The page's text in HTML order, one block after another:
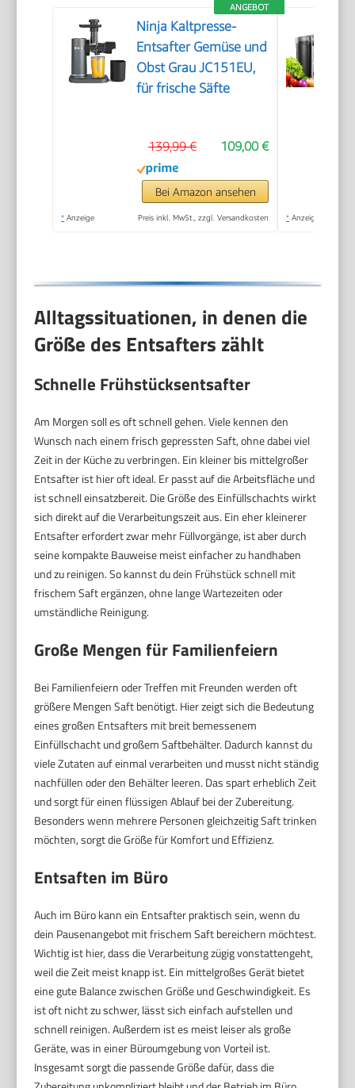
ANGEBOT
Ninja Kaltpresse-
Entsafter Gemüse und
Obst Grau JC151EU,
für frische Säfte
109,00 €
139,99 €
Bei Amazon ansehen
* Anzeige Preis inkl. MwSt., zzgl. Versandkosten * Anzeige
Alltagssituationen, in denen die
Größe des Entsafters zählt
Schnelle Frühstücksentsafter
Am Morgen soll es oft schnell gehen. Viele kennen den
Wunsch nach einem frisch gepressten Saft, ohne dabei viel
Zeit in der Küche zu verbringen. Ein kleiner bis mittelgroßer
Entsafter ist hier oft ideal. Er passt auf die Arbeitsfläche und
ist schnell einsatzbereit. Die Größe des Einfüllschachts wirkt
sich direkt auf die Verarbeitungszeit aus. Ein eher kleinerer
Entsafter erfordert zwar mehr Füllvorgänge, ist aber durch
seine kompakte Bauweise meist einfacher zu handhaben
und zu reinigen. So kannst du dein Frühstück schnell mit
frischem Saft ergänzen, ohne lange Wartezeiten oder
umständliche Reinigung.
Große Mengen für Familienfeiern
Bei Familienfeiern oder Treffen mit Freunden werden oft
größere Mengen Saft benötigt. Hier zeigt sich die Bedeutung
eines großen Entsafters mit breit bemessenem
Einfüllschacht und großem Saftbehälter. Dadurch kannst du
viele Zutaten auf einmal verarbeiten und musst nicht ständig
nachfüllen oder den Behälter leeren. Das spart erheblich Zeit
und sorgt für einen flüssigen Ablauf bei der Zubereitung.
Besonders wenn mehrere Personen gleichzeitig Saft trinken
möchten, sorgt die Größe für Komfort und Effizienz.
Entsaften im Büro
Auch im Büro kann ein Entsafter praktisch sein, wenn du
dein Pausenangebot mit frischem Saft bereichern möchtest.
Wichtig ist hier, dass die Verarbeitung zügig vonstattengeht,
weil die Zeit meist knapp ist. Ein mittelgroßes Gerät bietet
eine gute Balance zwischen Größe und Geschwindigkeit. Es
ist oft nicht zu schwer, lässt sich einfach aufstellen und
schnell reinigen. Außerdem ist es meist leiser als große
Geräte, was in einer Büroumgebung von Vorteil ist.
Insgesamt sorgt die passende Größe dafür, dass die